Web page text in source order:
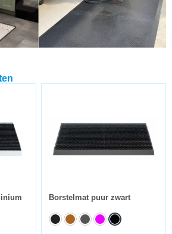
Borstelmat puur zwart